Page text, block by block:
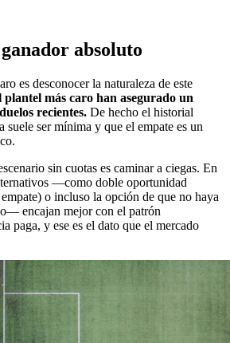
absoluto
es desconocer la naturaleza de este
más caro han asegurado un
recientes. De hecho el historial
suele ser mínima y que el empate es un
sin cuotas es caminar a ciegas. En
—como doble oportunidad
o incluso la opción de que no haya
encajan mejor con el patrón
paga, y ese es el dato que el mercado